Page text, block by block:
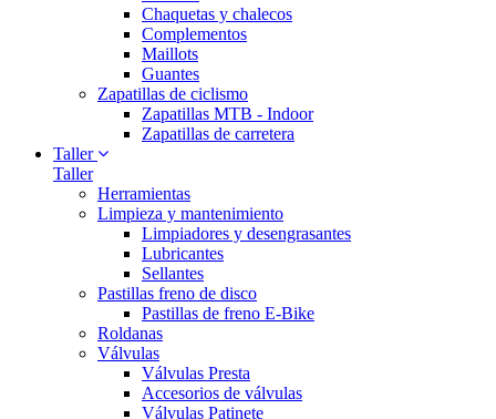
Chaquetas y chalecos
Complementos
Maillots
Guantes
Zapatillas de ciclismo
Zapatillas MTB - Indoor
Zapatillas de carretera
Taller
Taller
Herramientas
Limpieza y mantenimiento
Limpiadores y desengrasantes
Lubricantes
Sellantes
Pastillas freno de disco
Pastillas de freno E-Bike
Roldanas
Válvulas
Válvulas Presta
Accesorios de válvulas
Válvulas Patinete